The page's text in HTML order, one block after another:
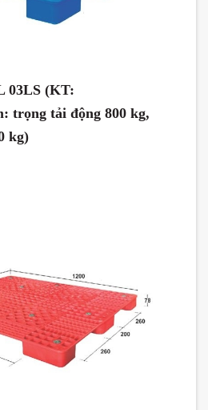
03LS (KT:
trọng tải động 800 kg,
kg)